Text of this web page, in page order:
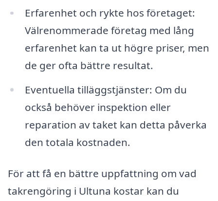
Erfarenhet och rykte hos företaget:
Välrenommerade företag med lång
erfarenhet kan ta ut högre priser, men
de ger ofta bättre resultat.
Eventuella tilläggstjänster: Om du
också behöver inspektion eller
reparation av taket kan detta påverka
den totala kostnaden.
För att få en bättre uppfattning om vad
takrengöring i Ultuna kostar kan du